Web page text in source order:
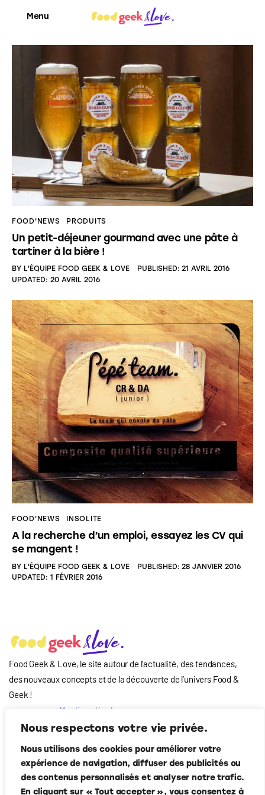
Nous respectons votre vie privée.
Nous utilisons des cookies pour améliorer votre
expérience de navigation, diffuser des publicités ou
des contenus personnalisés et analyser notre trafic.
En cliquant sur « Tout accepter », vous consentez à
Menu
Food’News
Food’Com
Food’Art
Food’Event
Food’Life
FOOD'NEWS PRODUITS
Un petit-déjeuner gourmand avec une pâte à
tartiner à la bière !
BY L'ÉQUIPE FOOD GEEK & LOVE PUBLISHED: 21 AVRIL 2016
UPDATED: 20 AVRIL 2016
FOOD'NEWS INSOLITE
A la recherche d’un emploi, essayez les CV qui
se mangent !
BY L'ÉQUIPE FOOD GEEK & LOVE PUBLISHED: 28 JANVIER 2016
UPDATED: 1 FÉVRIER 2016
Food Geek & Love, le site autour de l’actualité, des tendances,
des nouveaux concepts et de la découverte de l’univers Food&
Geek !
Mentions légales
Qui-sommes nous
Contact
Suivez-nous